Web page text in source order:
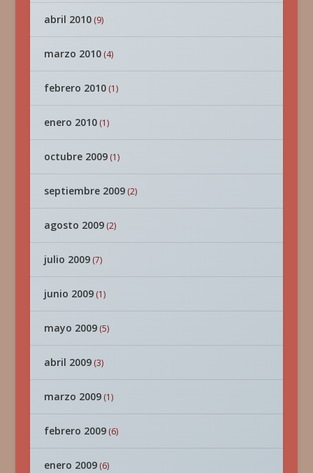
abril 2010(9)
marzo 2010(4)
febrero 2010(1)
enero 2010(1)
octubre 2009(1)
septiembre 2009(2)
agosto 2009(2)
julio 2009(7)
junio 2009(1)
mayo 2009(5)
abril 2009(3)
marzo 2009(1)
febrero 2009(6)
enero 2009(6)